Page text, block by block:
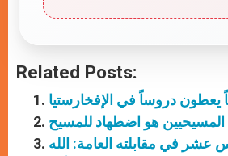
Related Posts:
يعطون دروساً في الإفخارستيا
المسيحيين هو اضطهاد للمسيح
عشر في مقابلته العامة: الله